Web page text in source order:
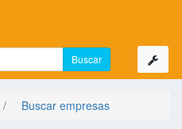
Buscar empresas